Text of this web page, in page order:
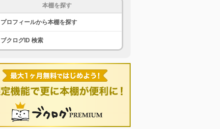
本棚を探す
プロフィールから本棚を探す
ブクログID 検索